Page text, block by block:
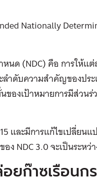
Nationally
นด (NDC) คือ การให้แ
ำดับความสำคัญของปร
องเป้าหมายการมีส่วนร่
และมีการแก้ไขเปลี่ยน
ง NDC 3.0 จะเป็นระห
ยก๊าซเรือนก